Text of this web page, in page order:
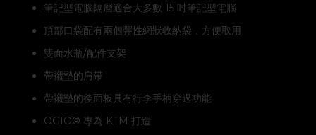
筆記型電腦隔層適合大多數 15 吋筆記型電腦
頂部口袋配有兩個彈性網狀收納袋，方便取用
雙面水瓶/配件支架
帶襯墊的肩帶
帶襯墊的後面板具有行李手柄穿過功能
OGIO® 專為 KTM 打造